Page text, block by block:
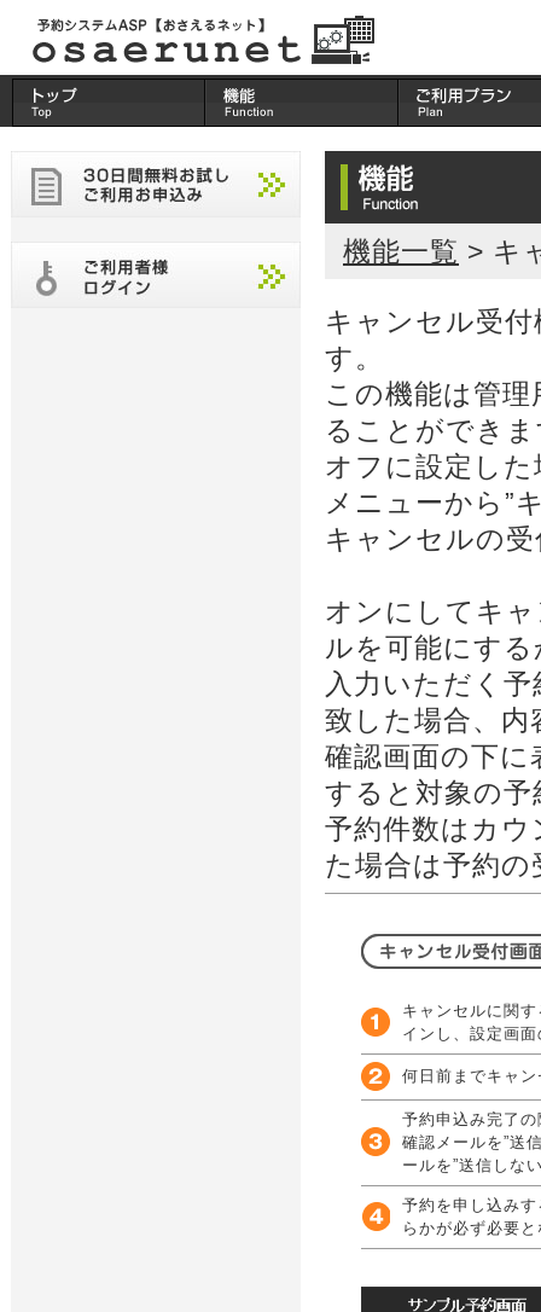
機能一覧 > キ
キャンセル受
す。
この機能は管
ることができ
オフに設定し
メニューから”
キャンセルの
オンにしてキ
ルを可能にす
入力いただく
致した場合、
確認画面の下
すると対象の
予約件数はカ
た場合は予約
キャンセルに関
インし、設定画
何日前までキャ
予約申込み完了
確認メールを”送
ールを”送信しな
予約を申し込み
らかが必ず必要